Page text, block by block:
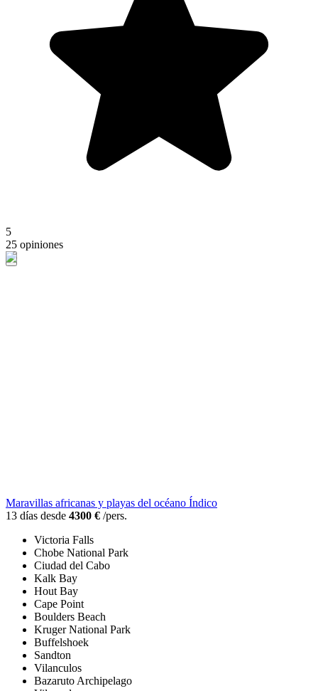
5
25 opiniones
Maravillas africanas y playas del océano Índico
13 días desde 4300 € /pers.
Victoria Falls
Chobe National Park
Ciudad del Cabo
Kalk Bay
Hout Bay
Cape Point
Boulders Beach
Kruger National Park
Buffelshoek
Sandton
Vilanculos
Bazaruto Archipelago